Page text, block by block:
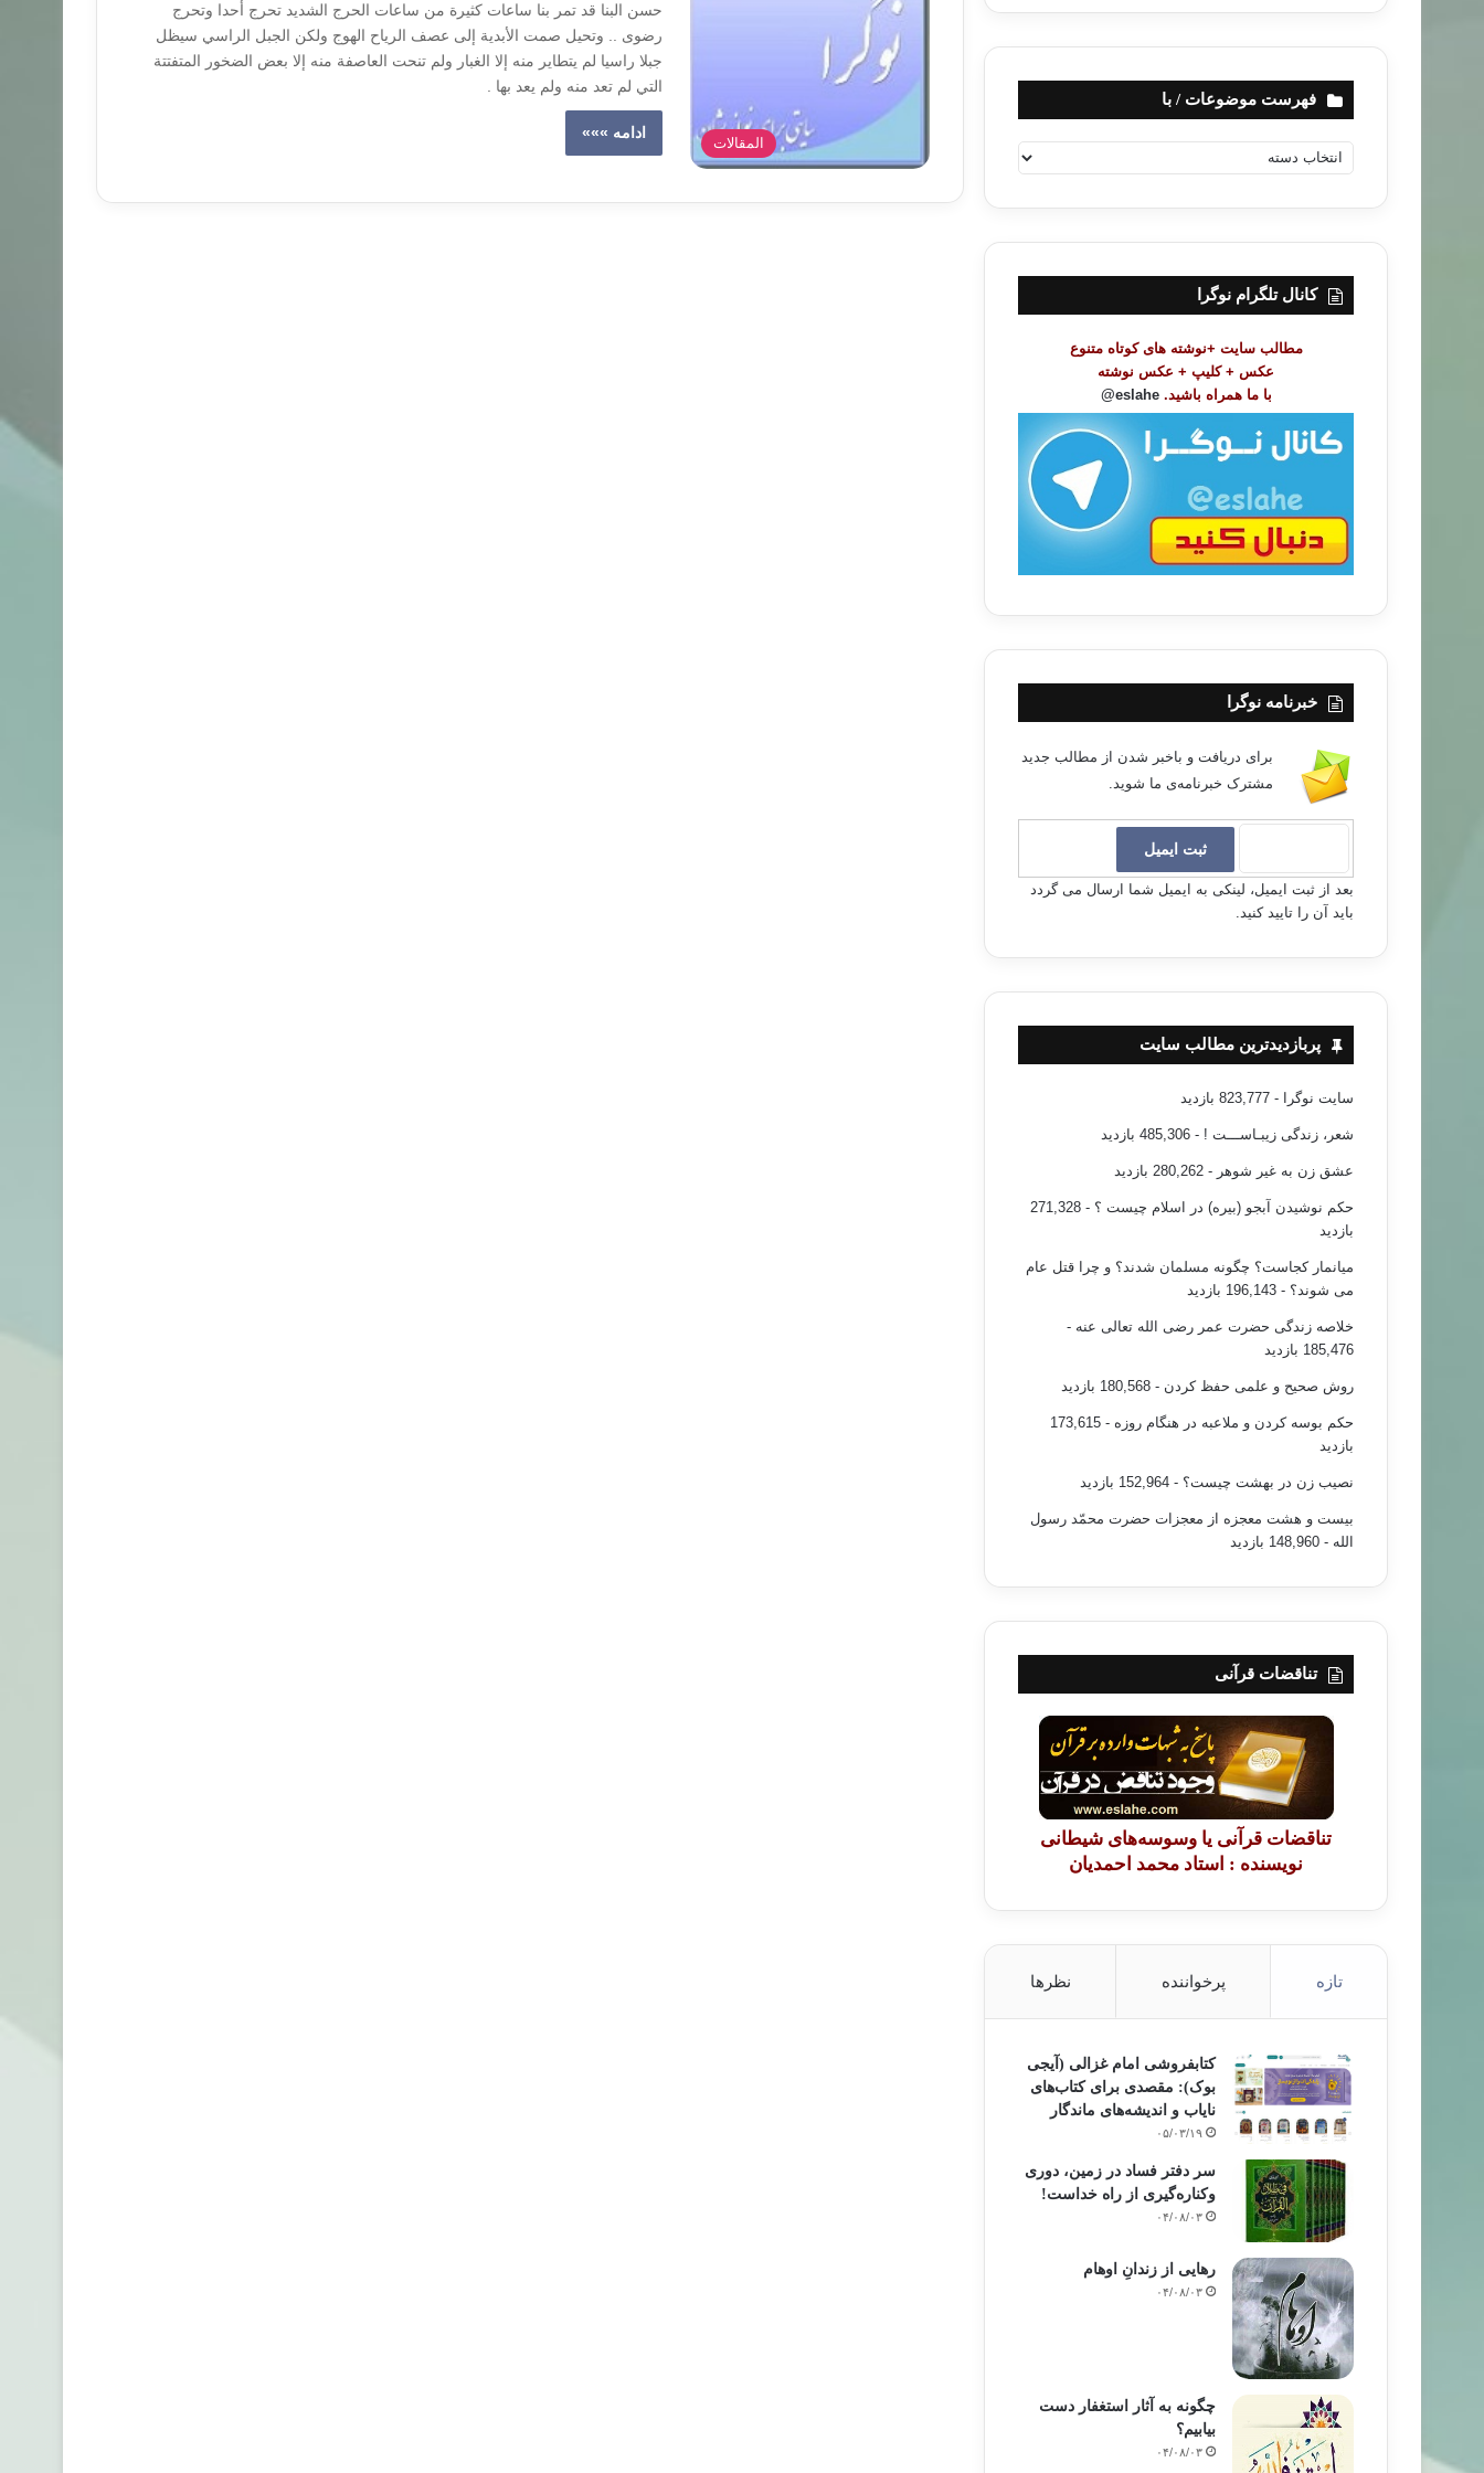
المقالات
حسن البنا قد تمر بنا ساعات كثيرة من ساعات الحرج الشديد تحرج أحدا وتحرج
رضوى .. وتحيل صمت الأبدية إلى عصف الرياح الهوج ولكن الجبل الراسي سيظل
جبلا راسيا لم يتطاير منه إلا الغبار ولم تنحت العاصفة منه إلا بعض الضخور المتفتتة
التي لم تعد منه ولم يعد بها .
ادامه »»»
فهرست موضوعات / با
ه
ت
ض
کانال تلگرام نوگرا
مطالب سایت +نوشته های کوتاه متنوع
عکس + کلیپ + عکس نوشته
با ما همراه باشید. eslahe@
خبرنامه نوگرا
برای دریافت و باخبر شدن از مطالب جدید
مشترک خبرنامه‌ی ما شوید.
بعد از ثبت ایمیل، لینکی به ایمیل شما ارسال می گردد
باید آن را تایید کنید.
پربازدیدترین مطالب سایت
سایت نوگرا - 823,777 بازدید
شعر، زندگی زیبـاســـت ! - 485,306 بازدید
عشق زن به غیر شوهر - 280,262 بازدید
حکم نوشیدن آبجو (بیره) در اسلام چیست ؟
- 271,328
بازدید
میانمار کجاست؟ چگونه مسلمان شدند؟ و چرا قتل عام
می شوند؟ - 196,143 بازدید
خلاصه زندگی حضرت عمر رضی الله تعالی عنه -
185,476 بازدید
روش صحیح و علمی حفظ کردن - 180,568 بازدید
حکم بوسه کردن و ملاعبه در هنگام روزه
- 173,615
بازدید
نصیب زن در بهشت چیست؟ - 152,964 بازدید
بیست و هشت معجزه از معجزات حضرت محمّد رسول
الله - 148,960 بازدید
تناقضات قرآنی
تناقضات قرآنی یا وسوسه‌های شیطانی
نویسنده : استاد محمد احمدیان
تازه پرخواننده نظرها
کتابفروشی امام غزالی (آیجی
بوک): مقصدی برای کتاب‌های
نایاب و اندیشه‌های ماندگار
۰۵/۰۳/۱۹
سر دفتر فساد در زمین‌، دوری
وکناره‌گیری از راه خداست‌!
۰۴/۰۸/۰۳
رهایی از زندانِ اوهام
۰۴/۰۸/۰۳
چگونه به آثار استغفار دست
بیابیم؟
۰۴/۰۸/۰۳